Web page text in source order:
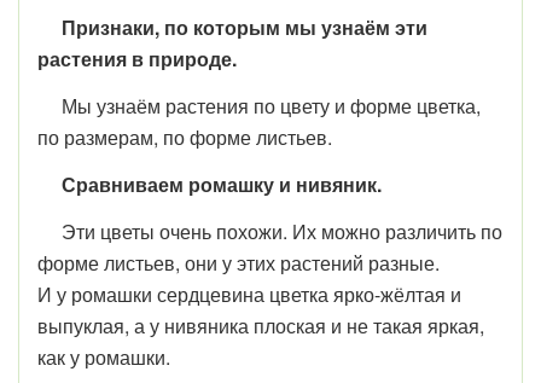
Признаки, по которым мы узнаём эти
растения в природе.
Мы узнаём растения по цвету и форме цветка,
по размерам, по форме листьев.
Сравниваем ромашку и нивяник.
Эти цветы очень похожи. Их можно различить по
форме листьев, они у этих растений разные.
И у ромашки сердцевина цветка ярко-жёлтая и
выпуклая, а у нивяника плоская и не такая яркая,
как у ромашки.